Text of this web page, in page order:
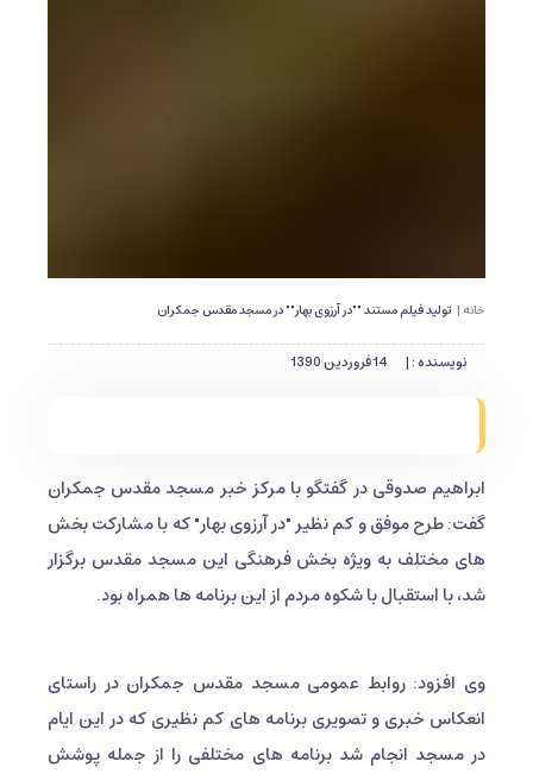
خانه | تولید فیلم مستند ""در آرزوی بهار"" در مسجد مقدس جمکران
نویسنده : | 14 فروردین 1390
ابراهیم صدوقی در گفتگو با مرکز خبر مسجد مقدس جمکران
گفت: طرح موفق و کم نظیر "در آرزوی بهار" که با مشارکت بخش
های مختلف به ویژه بخش فرهنگی این مسجد مقدس برگزار
شد، با استقبال با شکوه مردم از این برنامه ها همراه بود.
وی افزود: روابط عمومی مسجد مقدس جمکران در راستای
انعکاس خبری و تصویری برنامه های کم نظیری که در این ایام
در مسجد انجام شد برنامه های مختلفی را از جمله پوشش